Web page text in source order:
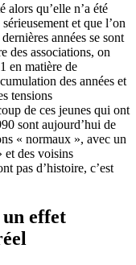
qu’elle n’a été
et que l’on
années se sont
des associations, on
en matière de
des années et
tensions
de ces jeunes qui ont
sont aujourd’hui de
« normaux », avec un
et des voisins
pas d’histoire, c’est
effet